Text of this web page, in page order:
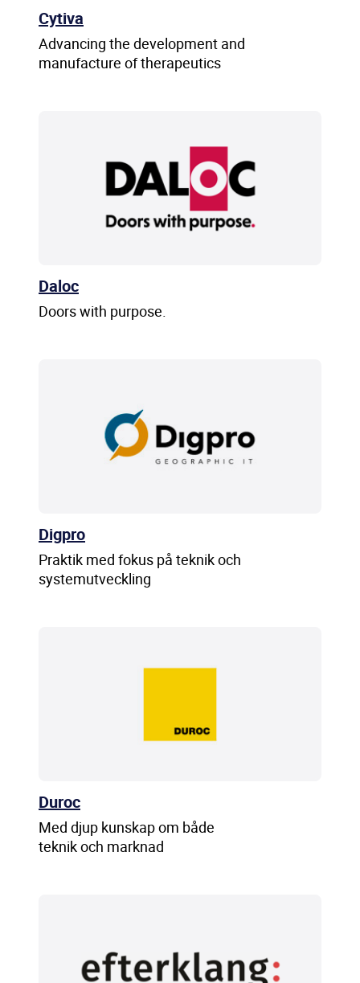
Cytiva
Advancing the development and
manufacture of therapeutics
Daloc
Doors with purpose.
Digpro
Praktik med fokus på teknik och
systemutveckling
Duroc
Med djup kunskap om både
teknik och marknad